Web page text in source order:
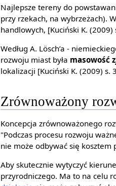
Najlepsze tereny do
przy rzekach, na wybrzeżach).
handlowych, [Kuciński K. (2009)
Według A. Lösch’a -
rozwoju miast była masowość
lokalizacji [Kuciński K. (2009) s.
Zrównoważony
Koncepcja zrównoważonego
"Podczas procesu rozwoju
nie może odbywać się kosztem
Aby skutecznie wytyczyć
przyrodniczego. Ma to na celu